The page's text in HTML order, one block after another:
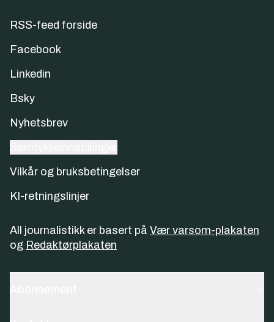
RSS-feed forside
Facebook
Linkedin
Bsky
Nyhetsbrev
Vilkår og bruksbetingelser
KI-retningslinjer
All journalistikk er basert på Vær varsom-plakaten
og Redaktørplakaten